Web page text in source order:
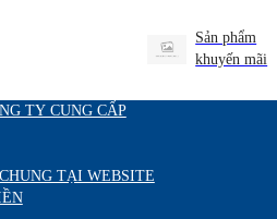
Sản phẩm
khuyến mãi
TY CUNG CẤP
TẠI WEBSITE